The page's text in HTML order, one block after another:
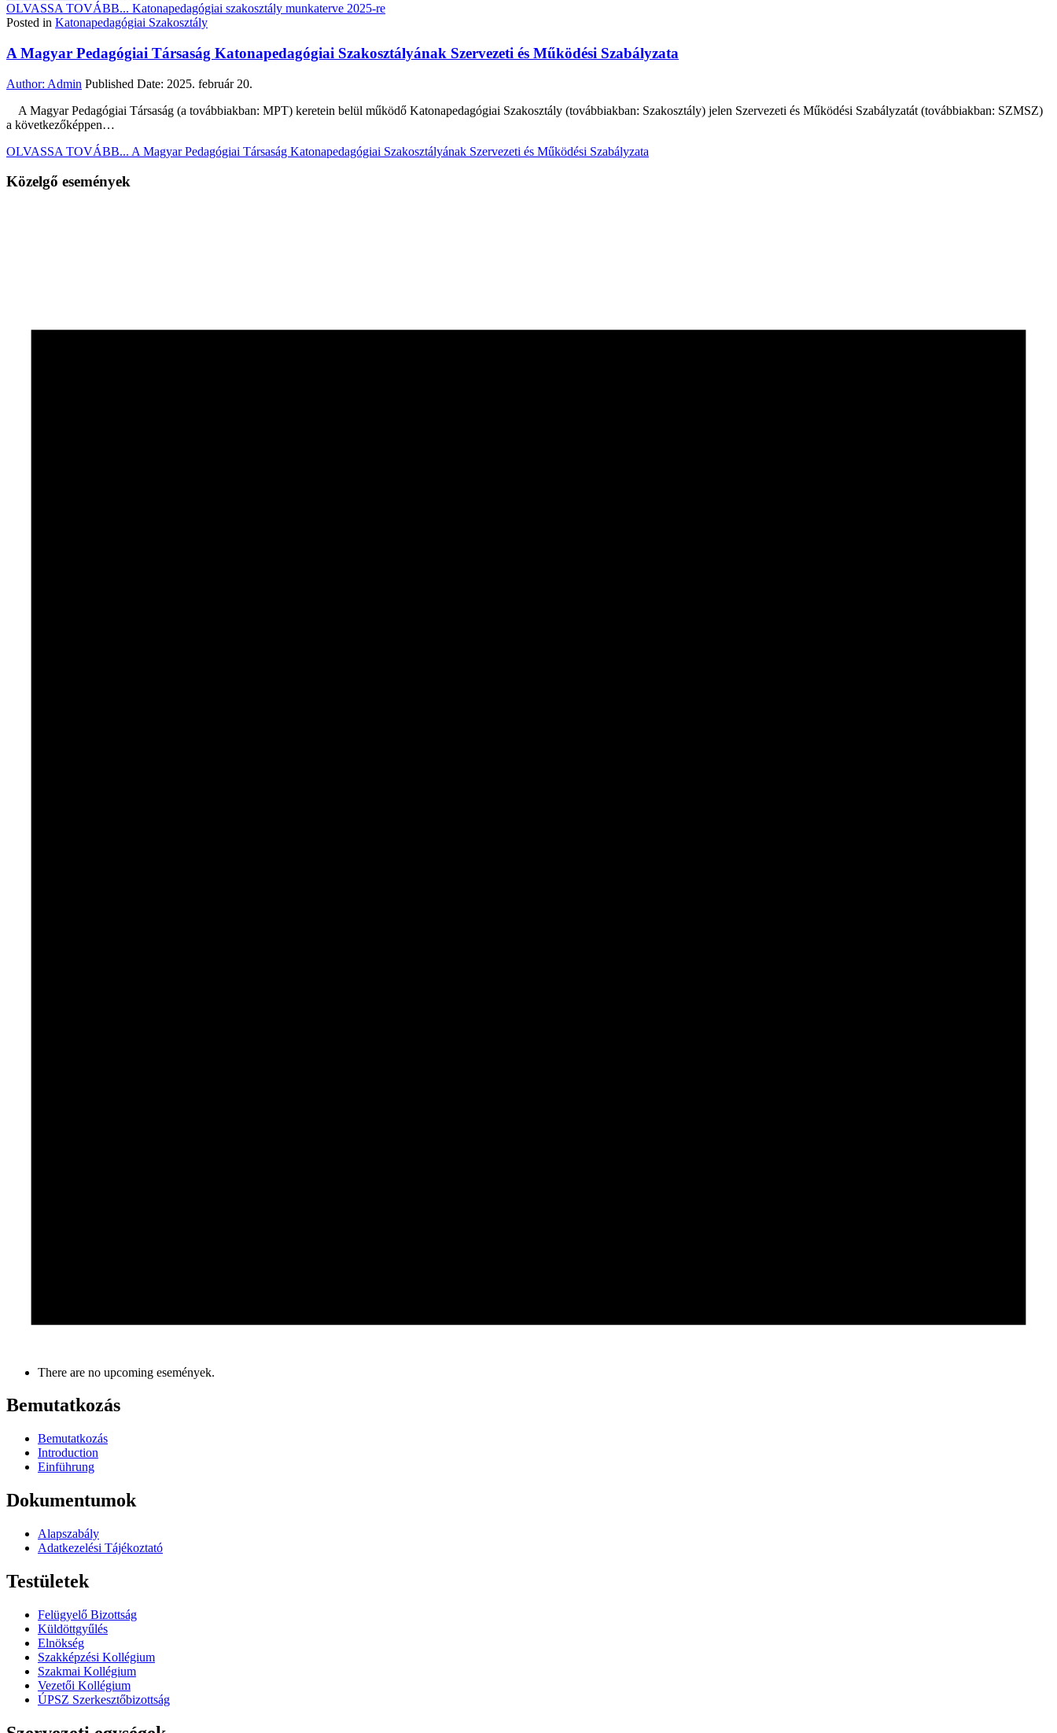
OLVASSA TOVÁBB... Katonapedagógiai szakosztály munkaterve 2025-re
Posted in Katonapedagógiai Szakosztály
A Magyar Pedagógiai Társaság Katonapedagógiai Szakosztályának Szervezeti és Működési Szabályzata
Author: Admin Published Date: 2025. február 20.
A Magyar Pedagógiai Társaság (a továbbiakban: MPT) keretein belül működő Katonapedagógiai Szakosztály (továbbiakban: Szakosztály) jelen Szervezeti és Működési Szabályzatát (továbbiakban: SZMSZ)
a következőképpen…
OLVASSA TOVÁBB... A Magyar Pedagógiai Társaság Katonapedagógiai Szakosztályának Szervezeti és Működési Szabályzata
Közelgő események
There are no upcoming események.
Bemutatkozás
Bemutatkozás
Introduction
Einführung
Dokumentumok
Alapszabály
Adatkezelési Tájékoztató
Testületek
Felügyelő Bizottság
Küldöttgyűlés
Elnökség
Szakképzési Kollégium
Szakmai Kollégium
Vezetői Kollégium
ÚPSZ Szerkesztőbizottság